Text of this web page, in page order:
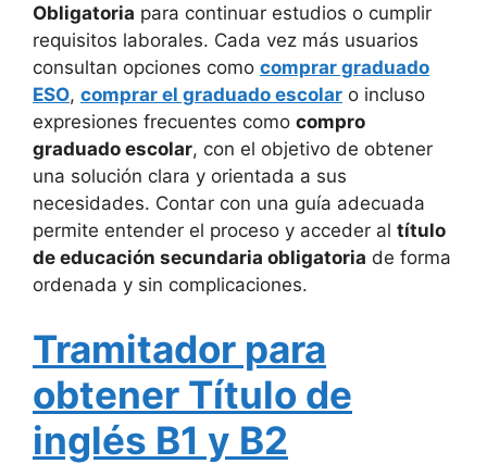
Obligatoria para continuar estudios o cumplir
requisitos laborales. Cada vez más usuarios
consultan opciones como comprar graduado
ESO, comprar el graduado escolar o incluso
expresiones frecuentes como compro
graduado escolar, con el objetivo de obtener
una solución clara y orientada a sus
necesidades. Contar con una guía adecuada
permite entender el proceso y acceder al título
de educación secundaria obligatoria de forma
ordenada y sin complicaciones.
Tramitador para
obtener Título de
inglés B1 y B2